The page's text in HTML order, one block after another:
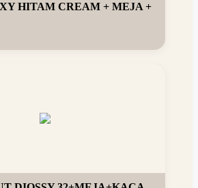
HITAM CREAM + MEJA +